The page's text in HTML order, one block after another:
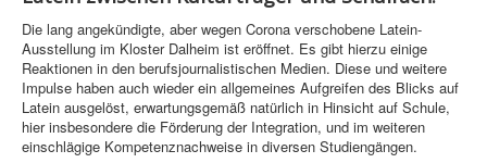
Die lang angekündigte, aber wegen Corona verschobene Latein-
Ausstellung im Kloster Dalheim ist eröffnet. Es gibt hierzu einige
Reaktionen in den berufsjournalistischen Medien. Diese und weitere
Impulse haben auch wieder ein allgemeines Aufgreifen des Blicks auf
Latein ausgelöst, erwartungsgemäß natürlich in Hinsicht auf Schule,
hier insbesondere die Förderung der Integration, und im weiteren
einschlägige Kompetenznachweise in diversen Studiengängen.